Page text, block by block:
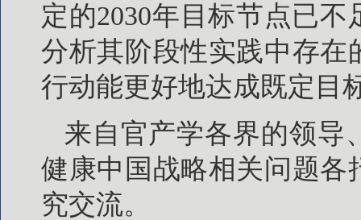
定的2030年目标节点已
分析其阶段性实践中存在
行动能更好地达成既定目
来自官产学各界的领导
健康中国战略相关问题各
究交流。